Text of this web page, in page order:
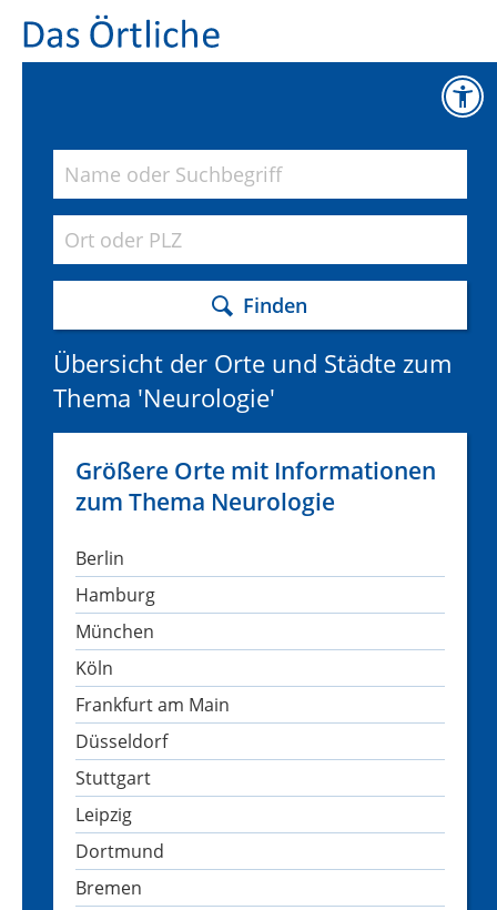
Finden
Übersicht der Orte und Städte zum
Thema 'Neurologie'
Größere Orte mit Informationen
zum Thema Neurologie
Berlin
Hamburg
München
Köln
Frankfurt am Main
Düsseldorf
Stuttgart
Leipzig
Dortmund
Bremen